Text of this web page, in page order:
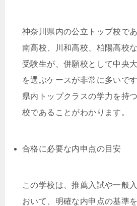
神奈川県内の公立トップ校で
南高校、川和高校、柏陽高校
受験生が、併願校として中央
を選ぶケースが非常に多いで
県内トップクラスの学力を持
校であることがわかります。
合格に必要な内申点の目安
この学校は、推薦入試や一般
おいて、明確な内申点の基準